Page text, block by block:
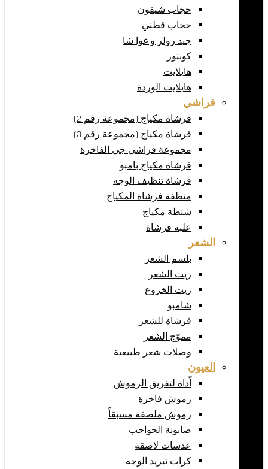
حجاب شيفون
حجاب قطني
جيد رولر و غوا شا
كونتور
هايلايت
هايلايت الوردة
فراشي
فرشاة مكياج (مجموعة رقم 2)
فرشاة مكياج (مجموعة رقم 3)
مجموعة فراشي جي الفاخرة
فرشاة مكياج بامبو
فرشاة تنظيف الوجه
منظفة فرشاة المكياج
شنطة مكياج
علبة فرشاة
الشعر
بلسم الشعر
زيت الشعر
زيت الخروع
شامبو
فرشاة للشعر
مموّج الشعر
وصلات شعر طبيعية
العيون
اّداة لتفريق الرموش
رموش فاخرة
رموش ملصقة مسبقاً
صابونة الحواجب
عدسات لاصقة
كرات تبريد الوجه